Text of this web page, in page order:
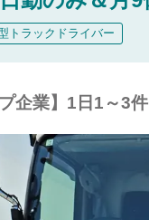
トラックドライバー
企業】1日1～3